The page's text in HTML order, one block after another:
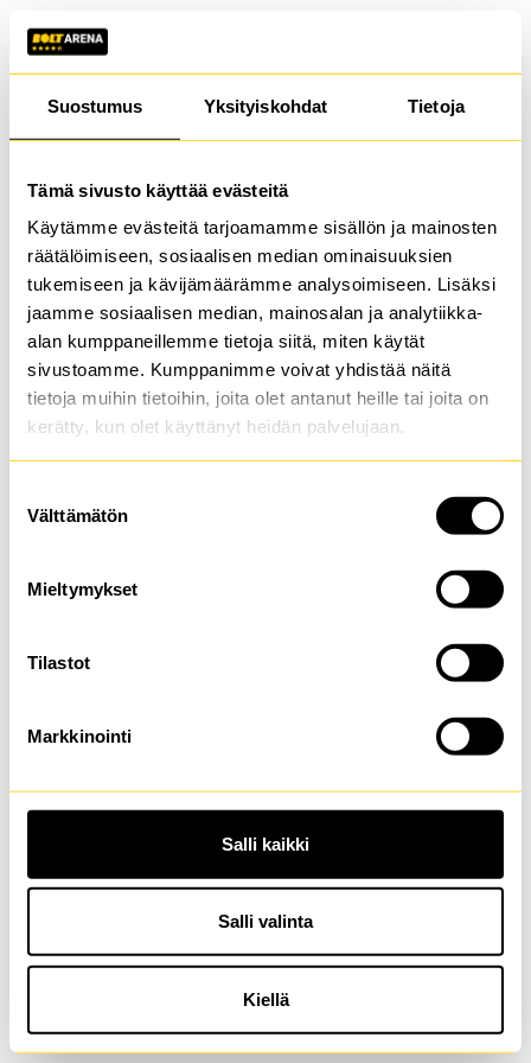
Suostumus Yksityiskohdat Tietoja
Tämä sivusto käyttää evästeitä
Käytämme evästeitä tarjoamamme sisällön ja mainosten
räätälöimiseen, sosiaalisen median ominaisuuksien
tukemiseen ja kävijämäärämme analysoimiseen. Lisäksi
jaamme sosiaalisen median, mainosalan ja analytiikka-
alan kumppaneillemme tietoja siitä, miten käytät
sivustoamme. Kumppanimme voivat yhdistää näitä
tietoja muihin tietoihin, joita olet antanut heille tai joita on
kerätty, kun olet käyttänyt heidän palvelujaan.
valinta
Välttämätön
Mieltymykset
Tilastot
Markkinointi
Salli kaikki
Salli valinta
Kiellä
Application error: a client-side exception has occurred (see the